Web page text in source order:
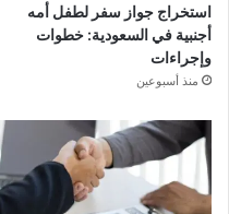
استخراج جواز سفر لطفل أمه
أجنبية في السعودية: خطوات
وإجراءات
منذ أسبوعين